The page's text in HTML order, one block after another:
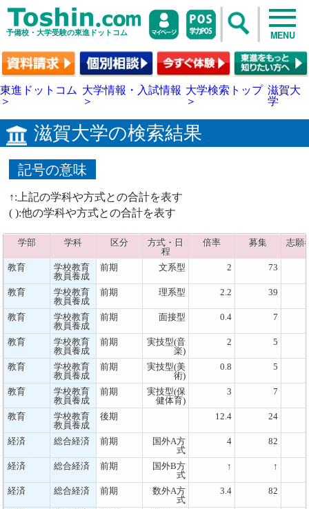
予備校・大学受験の東進ドットコム MENU
東進ドットコム
＞
大学情報・入試情報
＞
大学検索トップ
＞
滋賀大
学
滋賀大学の検索結果
記号の意味
↑:上記の学科や方式との合計を表す
( ):他の学科や方式との合計を表す
学部 学科 区分
方式・日
程
倍率 募集 志願
教育
学校教育
教員養成
前期 文系型 2 73
教育
学校教育
教員養成
前期 理系型 2.2 39
教育
学校教育
教員養成
前期 面接型 0.4 7
教育
学校教育
教員養成
前期
実技型(音
楽)
2 5
教育
学校教育
教員養成
前期
実技型(美
術)
0.8 5
教育
学校教育
教員養成
前期
実技型(保
健体育)
3 7
教育
学校教育
教員養成
後期 12.4 24
経済 総合経済 前期
国外A方
式
4 82
経済 総合経済 前期
国外B方
式
↑ ↑
経済 総合経済 前期
数外A方
式
3.4 82